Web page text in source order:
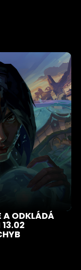
A ODKLÁDÁ
13.02